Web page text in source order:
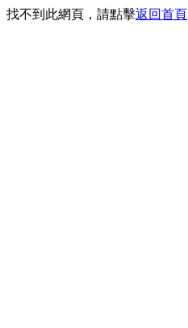
找不到此網頁，請點擊返回首頁